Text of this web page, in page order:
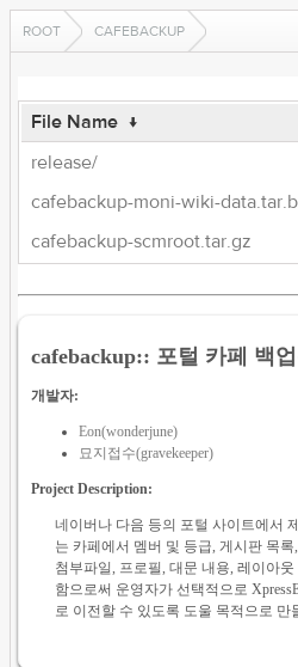
ROOT CAFEBACKUP
File Name ↓
release/
cafebackup-moni-wiki-
cafebackup-scmroot.tar.gz
cafebackup:: 포털 카페 백
개발자:
Eon(wonderjune)
묘지접수(gravekeeper)
Project Description:
네이버나 다음 등의 포털 사이트에서
는 카페에서 멤버 및 등급, 게시판 목
첨부파일, 프로필, 대문 내용, 레이아
함으로써 운영자가 선택적으로
로 이전할 수 있도록 도울 목적으로 만